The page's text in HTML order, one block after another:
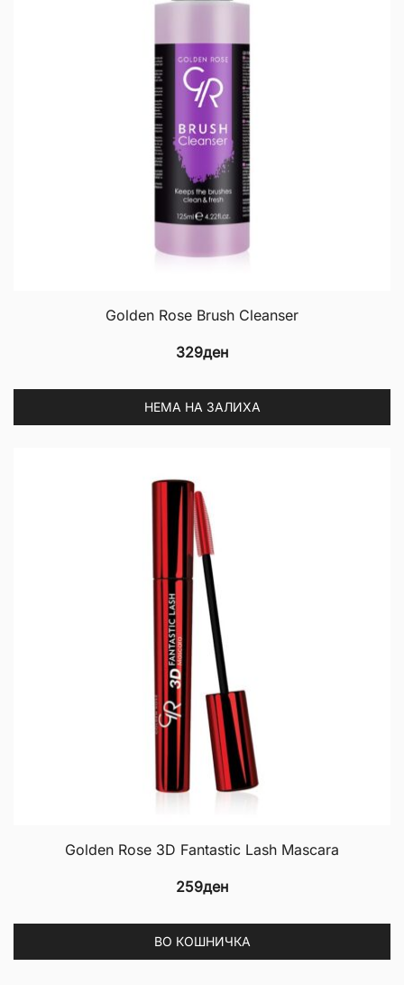
Golden Rose Brush Cleanser
329ден
НЕМА НА ЗАЛИХА
Golden Rose 3D Fantastic Lash Mascara
259ден
ВО КОШНИЧКА